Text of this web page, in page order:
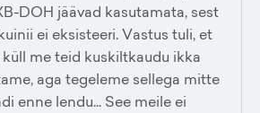
DOH jäävad kasutamata, sest
ei eksisteeri. Vastus tuli, et
küll me teid kuskiltkaudu ikka
aga tegeleme sellega mitte
enne lendu... See meile ei